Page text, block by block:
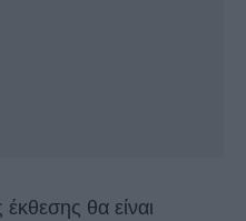
έκθεσης θα είναι